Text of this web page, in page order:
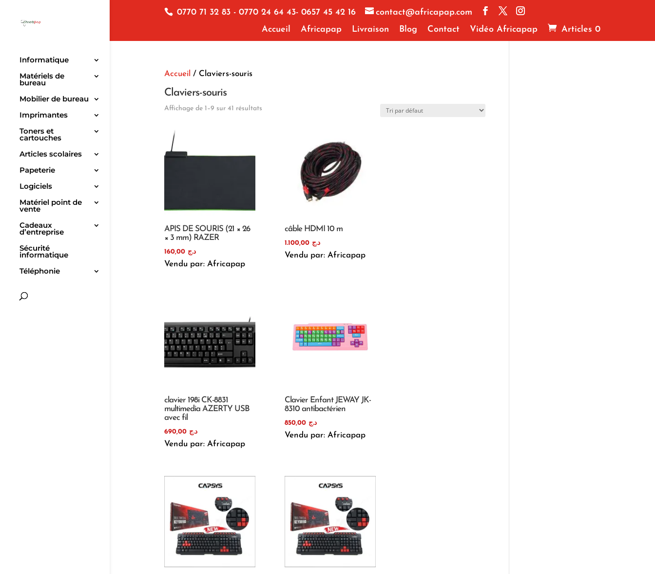
0770 71 32 83 - 0770 24 64 43- 0657 45 42 16
contact@africapap.com
Accueil
Africapap Livraison Blog Contact Vidéo Africapap Articles 0
Informatique
Matériels de
bureau
Mobilier de bureau
Imprimantes
Toners et
cartouches
Articles scolaires
Papeterie
Logiciels
Matériel point de
vente
Cadeaux
d’entreprise
Sécurité
informatique
Téléphonie
Accueil / Claviers-souris
Claviers-souris
Affichage de 1–9 sur 41 résultats
APIS DE SOURIS (21 × 26
× 3 mm) RAZER
د.ج 160,00
Vendu par: Africapap
câble HDMI 10 m
د.ج 1.100,00
Vendu par: Africapap
clavier 198i CK-8831
multimedia AZERTY USB
avec fil
د.ج 690,00
Vendu par: Africapap
Clavier Enfant JEWAY JK-
8310 antibactérien
د.ج 850,00
Vendu par: Africapap